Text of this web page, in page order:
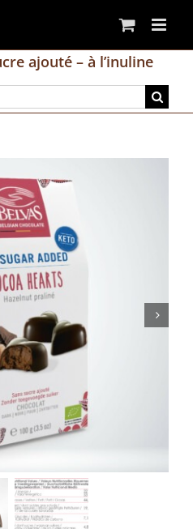
ajouté – à l’inuline